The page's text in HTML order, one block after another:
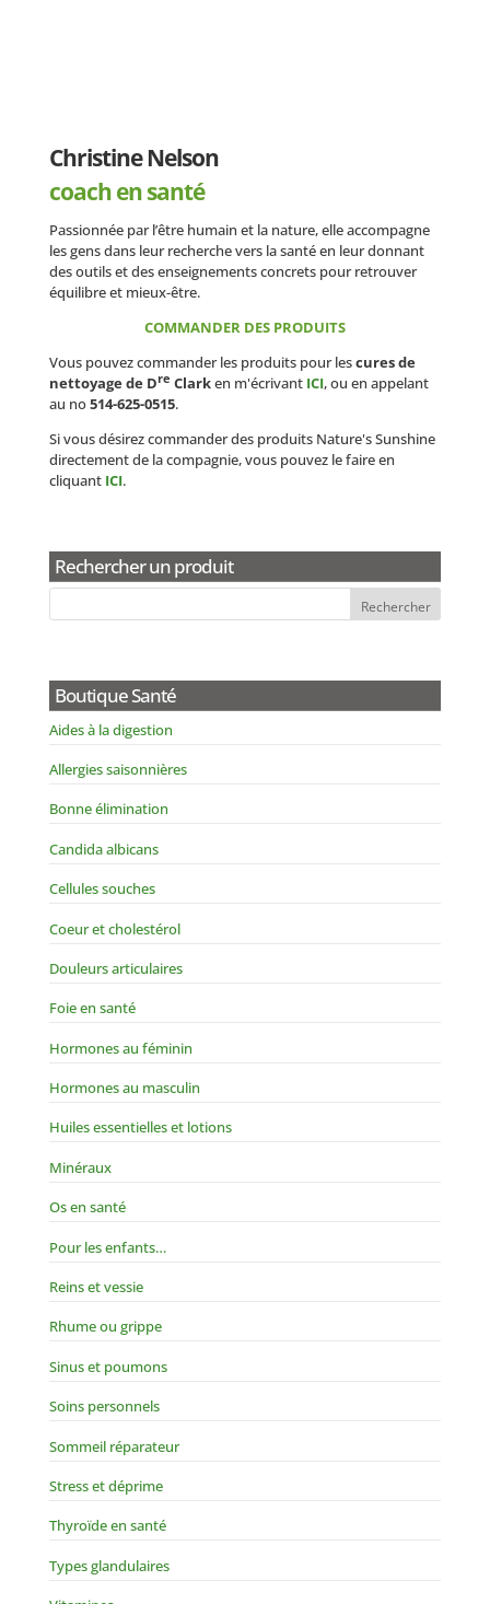
Christine Nelson
coach en santé
Passionnée par l’être humain et la nature, elle accompagne
les gens dans leur recherche vers la santé en leur donnant
des outils et des enseignements concrets pour retrouver
équilibre et mieux-être.
COMMANDER DES PRODUITS
Vous pouvez commander les produits pour lescures de
nettoyage de Dre Clarken m'écrivant ICI, ou en appelant
au no514-625-0515.
Si vous désirez commander des produits Nature's Sunshine
directement de la compagnie, vous pouvez le faire en
cliquant ICI.
Rechercher un produit
Boutique Santé
Aides à la digestion
Allergies saisonnières
Bonne élimination
Candida albicans
Cellules souches
Coeur et cholestérol
Douleurs articulaires
Foie en santé
Hormones au féminin
Hormones au masculin
Huiles essentielles et lotions
Minéraux
Os en santé
Pour les enfants…
Reins et vessie
Rhume ou grippe
Sinus et poumons
Soins personnels
Sommeil réparateur
Stress et déprime
Thyroïde en santé
Types glandulaires